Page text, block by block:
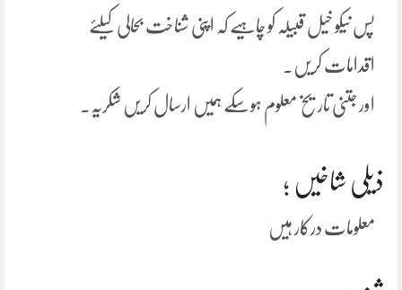
پس نیکو خیل قبیلہ کو چاہیے کہ اپنی شناخت بحالی کیلئے
اقدامات کریں.
اور جتنی تاریخ معلوم ہوسکے ہمیں ارسال کریں شکریہ.
ذیلی شاخیں ؛
معلومات درکار ہیں